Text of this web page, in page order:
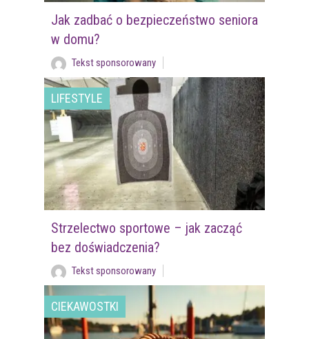
Jak zadbać o bezpieczeństwo seniora
w domu?
Tekst sponsorowany
LIFESTYLE
Strzelectwo sportowe – jak zacząć
bez doświadczenia?
Tekst sponsorowany
CIEKAWOSTKI